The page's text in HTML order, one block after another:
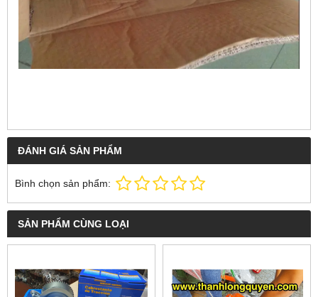
ĐÁNH GIÁ SẢN PHẨM
Bình chọn sản phẩm:
SẢN PHẨM CÙNG LOẠI